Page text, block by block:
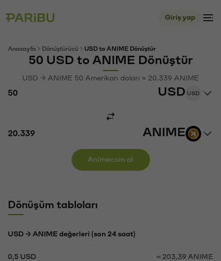
Giriş yap
Anasayfa Dönüştürücü USD to ANIME Dönüştür
50 USD to ANIME Dönüştür
USD → ANIME 50 Amerikan doları ≈ 20.339 ANIME
USD USD
ANIME
Animecoin al
Dönüşüm tabloları
USD → ANIME değerleri (son 24 saat)
0,5 USD = 203,39 ANIME